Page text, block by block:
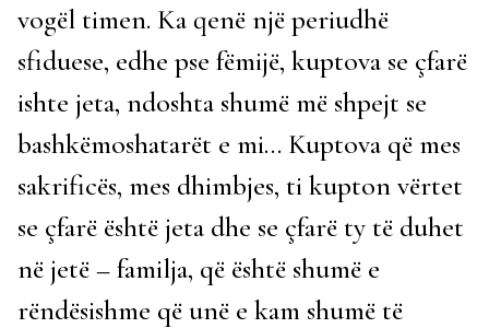
vogël timen. Ka qenë një periudhë
sfiduese, edhe pse fëmijë, kuptova se çfarë
ishte jeta, ndoshta shumë më shpejt se
bashkëmoshatarët e mi… Kuptova që mes
sakrificës, mes dhimbjes, ti kupton vërtet
se çfarë është jeta dhe se çfarë ty të duhet
në jetë – familja, që është shumë e
rëndësishme që unë e kam shumë të